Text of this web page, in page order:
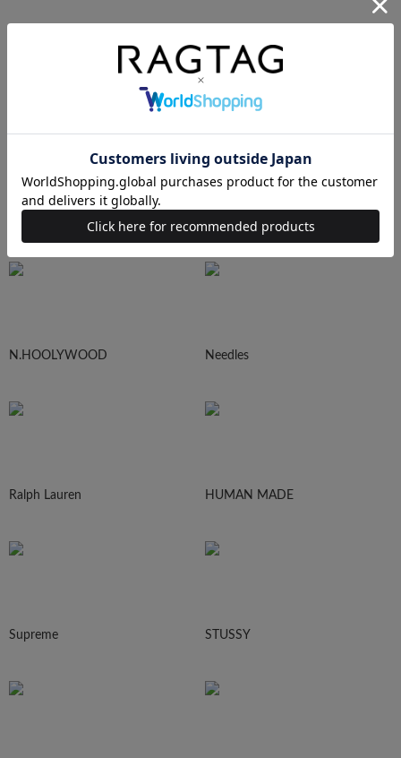
Maison MIHARA YASUHIRO
sacai
N.HOOLYWOOD Needles
Ralph Lauren HUMAN MADE
Supreme STUSSY